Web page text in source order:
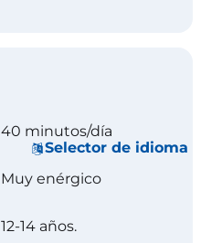
Selector de idioma
40 minutos/día
Muy enérgico
12-14 años.